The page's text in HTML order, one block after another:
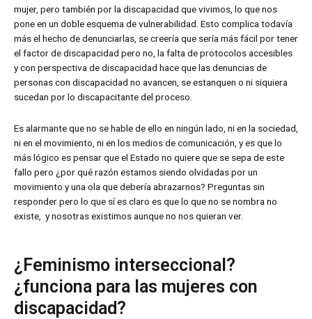
mujer, pero también por la discapacidad que vivimos, lo que nos
pone en un doble esquema de vulnerabilidad. Esto complica todavía
más el hecho de denunciarlas, se creería que sería más fácil por tener
el factor de discapacidad pero no, la falta de protocolos accesibles
y con perspectiva de discapacidad hace que las denuncias de
personas con discapacidad no avancen, se estanquen o ni siquiera
sucedan por lo discapacitante del proceso.
Es alarmante que no se hable de ello en ningún lado, ni en la sociedad,
ni en el movimiento, ni en los medios de comunicación, y es que lo
más lógico es pensar que el Estado no quiere que se sepa de este
fallo pero ¿por qué razón estamos siendo olvidadas por un
movimiento y una ola que debería abrazarnos? Preguntas sin
responder pero lo que sí es claro es que lo que no se nombra no
existe, y nosotras existimos aunque no nos quieran ver.
¿Feminismo interseccional?
¿funciona para las mujeres con
discapacidad?